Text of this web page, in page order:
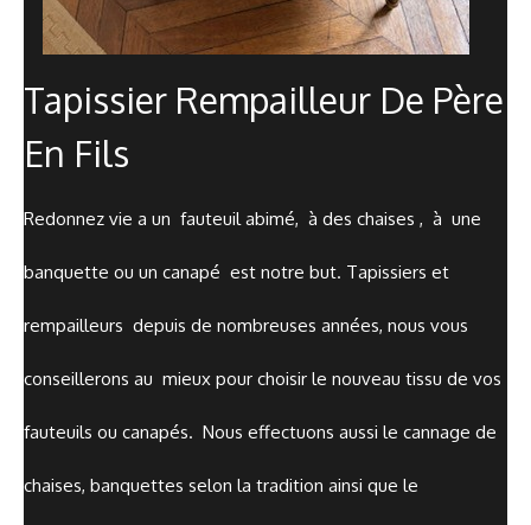
Tapissier Rempailleur De Père
En Fils
Redonnez vie a un fauteuil abimé, à des chaises , à une
banquette ou un canapé est notre but. Tapissiers et
rempailleurs depuis de nombreuses années, nous vous
conseillerons au mieux pour choisir le nouveau tissu de vos
fauteuils ou canapés. Nous effectuons aussi le cannage de
chaises, banquettes selon la tradition ainsi que le